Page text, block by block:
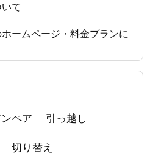
て
ームページ・料金プランに
高い
料費調整額とは？
きますか？
ペア 引っ越し
切り替え